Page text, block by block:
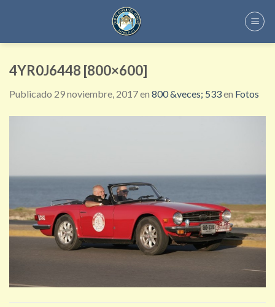
4YR0J6448 [800×600]
Publicado 29 noviembre, 2017en 800 &veces; 533en Fotos